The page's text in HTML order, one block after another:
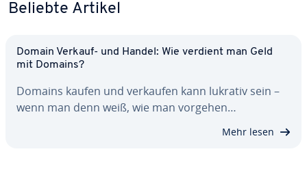
Beliebte Artikel
Domain Verkauf- und Handel: Wie verdient man Geld
mit Domains?
Domains kaufen und verkaufen kann lukrativ sein –
wenn man denn weiß, wie man vorgehen…
Mehr lesen